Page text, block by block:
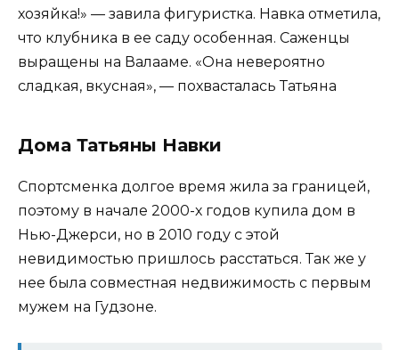
хозяйка!» — завила фигуристка. Навка отметила,
что клубника в ее саду особенная. Саженцы
выращены на Валааме. «Она невероятно
сладкая, вкусная», — похвасталась Татьяна
Дома Татьяны Навки
Спортсменка долгое время жила за границей,
поэтому в начале 2000-х годов купила дом в
Нью-Джерси, но в 2010 году с этой
невидимостью пришлось расстаться. Так же у
нее была совместная недвижимость с первым
мужем на Гудзоне.